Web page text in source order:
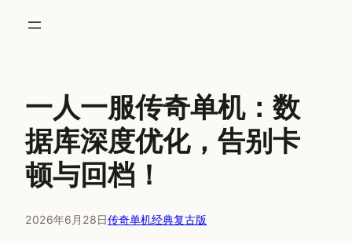
一人一服传奇单机：数
据库深度优化，告别卡
顿与回档！
2026年6月28日传奇单机经典复古版